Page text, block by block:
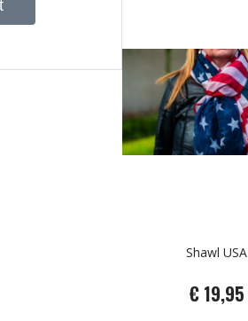
Shawl USA
€ 19,95